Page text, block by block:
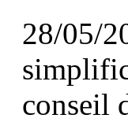
28/05/
conseil